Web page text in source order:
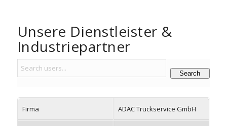
Unsere Dienstleister &
Industriepartner
Search
Firma ADAC Truckservice GmbH